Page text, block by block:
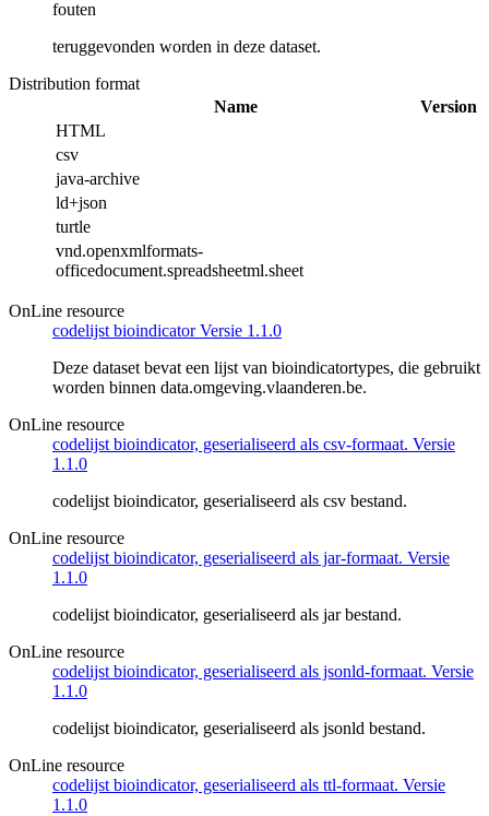
fouten
teruggevonden worden in deze dataset.
Distribution format
Name
Version
HTML
csv
java-archive
ld+json
turtle
vnd.openxmlformats-
officedocument.spreadsheetml.sheet
OnLine resource
codelijst bioindicator Versie 1.1.0
Deze dataset bevat een lijst van bioindicatortypes, die gebruikt
worden binnen data.omgeving.vlaanderen.be.
OnLine resource
codelijst bioindicator, geserialiseerd als csv-formaat. Versie
1.1.0
codelijst bioindicator, geserialiseerd als csv bestand.
OnLine resource
codelijst bioindicator, geserialiseerd als jar-formaat. Versie
1.1.0
codelijst bioindicator, geserialiseerd als jar bestand.
OnLine resource
codelijst bioindicator, geserialiseerd als jsonld-formaat. Versie
1.1.0
codelijst bioindicator, geserialiseerd als jsonld bestand.
OnLine resource
codelijst bioindicator, geserialiseerd als ttl-formaat. Versie
1.1.0